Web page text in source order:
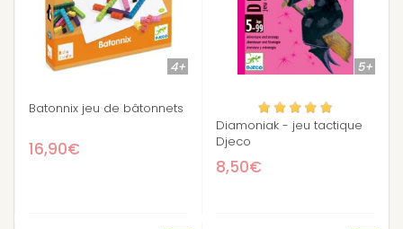
4+
Batonnix jeu de bâtonnets
16,90€
5+
Diamoniak - jeu tactique
Djeco
8,50€